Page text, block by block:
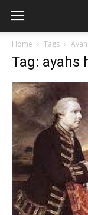
Home Tags
Tag: ayahs